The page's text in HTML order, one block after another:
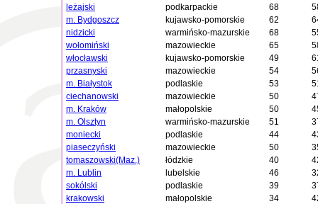
leżajski
podkarpackie 68
m. Bydgoszcz
kujawsko-pomorskie 62
nidzicki
warmińsko-mazurskie 68
wołomiński
mazowieckie 65
włocławski
kujawsko-pomorskie 49
przasnyski
mazowieckie 54
m. Białystok
podlaskie 53
ciechanowski
mazowieckie 50
m. Kraków
małopolskie 50
m. Olsztyn
warmińsko-mazurskie 51
moniecki
podlaskie 44
piaseczyński
mazowieckie 50
tomaszowski(Maz.)
łódzkie 40
m. Lublin
lubelskie 46
sokólski
podlaskie 39
krakowski
małopolskie 34